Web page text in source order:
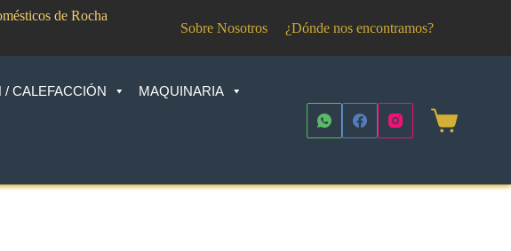
de Rocha
Sobre Nosotros ¿Dónde nos encontramos?
/ CALEFACCIÓN MAQUINARIA
Shopping